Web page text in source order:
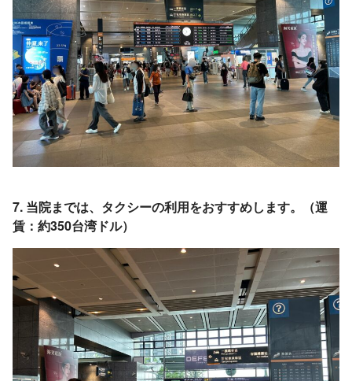
7. 当院までは、タクシーの利用をおすすめします。（運
賃：約350台湾ドル）